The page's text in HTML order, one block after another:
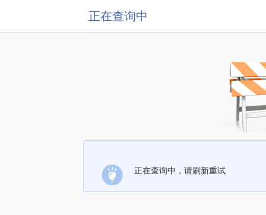
正在查询中
正在查询中，请刷新重试